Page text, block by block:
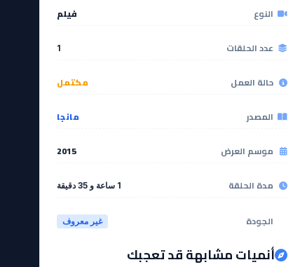
النوع فيلم
عدد الحلقات 1
حالة العمل مكتمل
المصدر مانجا
موسم العرض 2015
مدة الحلقة 1 ساعة و 35 دقيقة
الجودة غير معروف
أنميات مشابهة قد تعجبك